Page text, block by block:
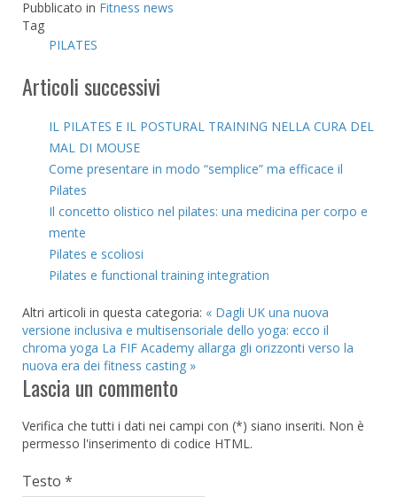
Pubblicato in Fitness news
Tag
PILATES
Articoli successivi
IL PILATES E IL POSTURAL TRAINING NELLA CURA DEL
MAL DI MOUSE
Come presentare in modo “semplice” ma efficace il
Pilates
Il concetto olistico nel pilates: una medicina per corpo e
mente
Pilates e scoliosi
Pilates e functional training integration
Altri articoli in questa categoria: « Dagli UK una nuova
versione inclusiva e multisensoriale dello yoga: ecco il
chroma yoga La FIF Academy allarga gli orizzonti verso la
nuova era dei fitness casting »
Lascia un commento
Verifica che tutti i dati nei campi con (*) siano inseriti. Non è
permesso l'inserimento di codice HTML.
Testo *